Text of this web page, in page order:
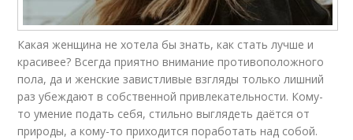
Какая женщина не хотела бы знать, как стать лучше и
красивее? Всегда приятно внимание противоположного
пола, да и женские завистливые взгляды только лишний
раз убеждают в собственной привлекательности. Кому-
то умение подать себя, стильно выглядеть даётся от
природы, а кому-то приходится поработать над собой.